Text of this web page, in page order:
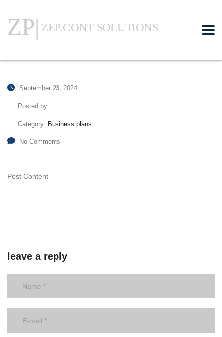
September 23, 2024
Posted by:
Category: Business plans
No Comments
Post Content
leave a reply